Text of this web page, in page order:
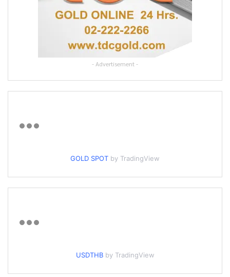
- Advertisement -
GOLD SPOT by TradingView
USDTHB by TradingView